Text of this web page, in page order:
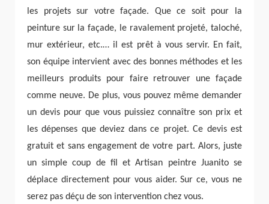
les projets sur votre façade. Que ce soit pour la
peinture sur la façade, le ravalement projeté, taloché,
mur extérieur, etc.… il est prêt à vous servir. En fait,
son équipe intervient avec des bonnes méthodes et les
meilleurs produits pour faire retrouver une façade
comme neuve. De plus, vous pouvez même demander
un devis pour que vous puissiez connaître son prix et
les dépenses que deviez dans ce projet. Ce devis est
gratuit et sans engagement de votre part. Alors, juste
un simple coup de fil et Artisan peintre Juanito se
déplace directement pour vous aider. Sur ce, vous ne
serez pas déçu de son intervention chez vous.